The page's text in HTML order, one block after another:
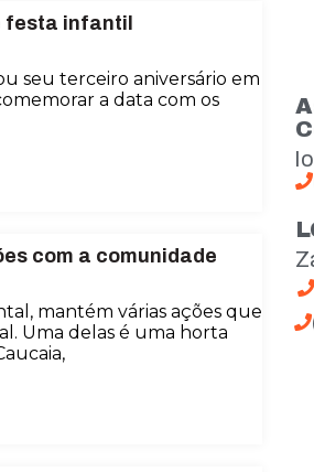
festa infantil
seu terceiro aniversário em
a data com os
com a comunidade
mantém várias ações que
Uma delas é uma horta